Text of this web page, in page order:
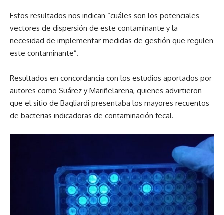
Estos resultados nos indican “cuáles son los potenciales
vectores de dispersión de este contaminante y la
necesidad de implementar medidas de gestión que regulen
este contaminante”.
Resultados en concordancia con los estudios aportados por
autores como Suárez y Mariñelarena, quienes advirtieron
que el sitio de Bagliardi presentaba los mayores recuentos
de bacterias indicadoras de contaminación fecal.